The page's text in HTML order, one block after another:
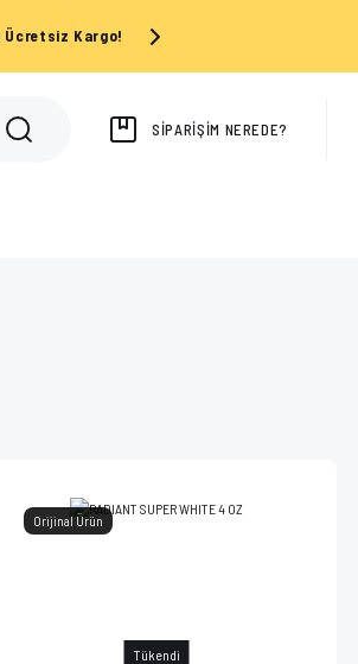
Ücretsiz Kargo!
SİPARİŞİM NEREDE?
Tükendi
Orijinal Ürün